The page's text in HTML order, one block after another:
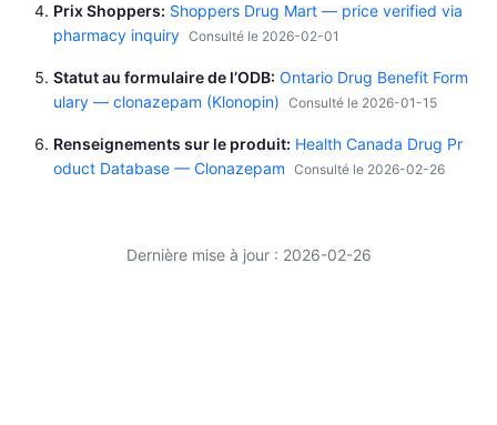
Prix Shoppers Shoppers Drug Mart — price verified via
pharmacy inquiry Consulté le 2026-02-01
Statut au formulaire de l’ODB Ontario Drug Benefit Form
ulary — clonazepam (Klonopin) Consulté le 2026-01-15
Renseignements sur le produit Health Canada Drug Pr
oduct Database — Clonazepam Consulté le 2026-02-26
Dernière mise à jour : 2026-02-26